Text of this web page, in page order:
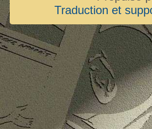
Traduction et